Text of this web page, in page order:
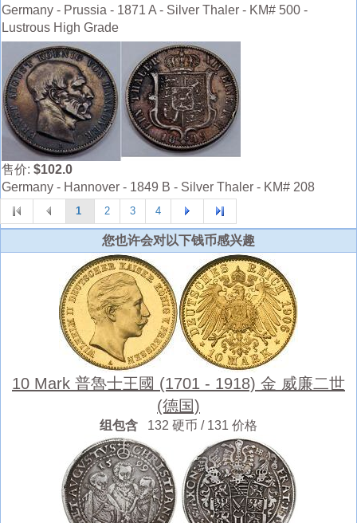
Germany - Prussia - 1871 A - Silver Thaler - KM# 500 -
Lustrous High Grade
售价: $102.0
Germany - Hannover - 1849 B - Silver Thaler - KM# 208
1 2 3 4
您也许会对以下钱币感兴趣
10 Mark 普魯士王國 (1701 - 1918) 金 威廉二世
(德国)
组包含 132 硬币 / 131 价格